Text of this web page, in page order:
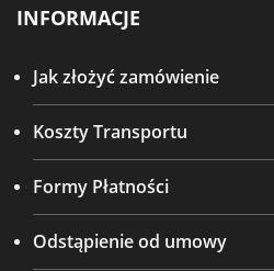
INFORMACJE
Jak złożyć zamówienie
Koszty Transportu
Formy Płatności
Odstąpienie od umowy